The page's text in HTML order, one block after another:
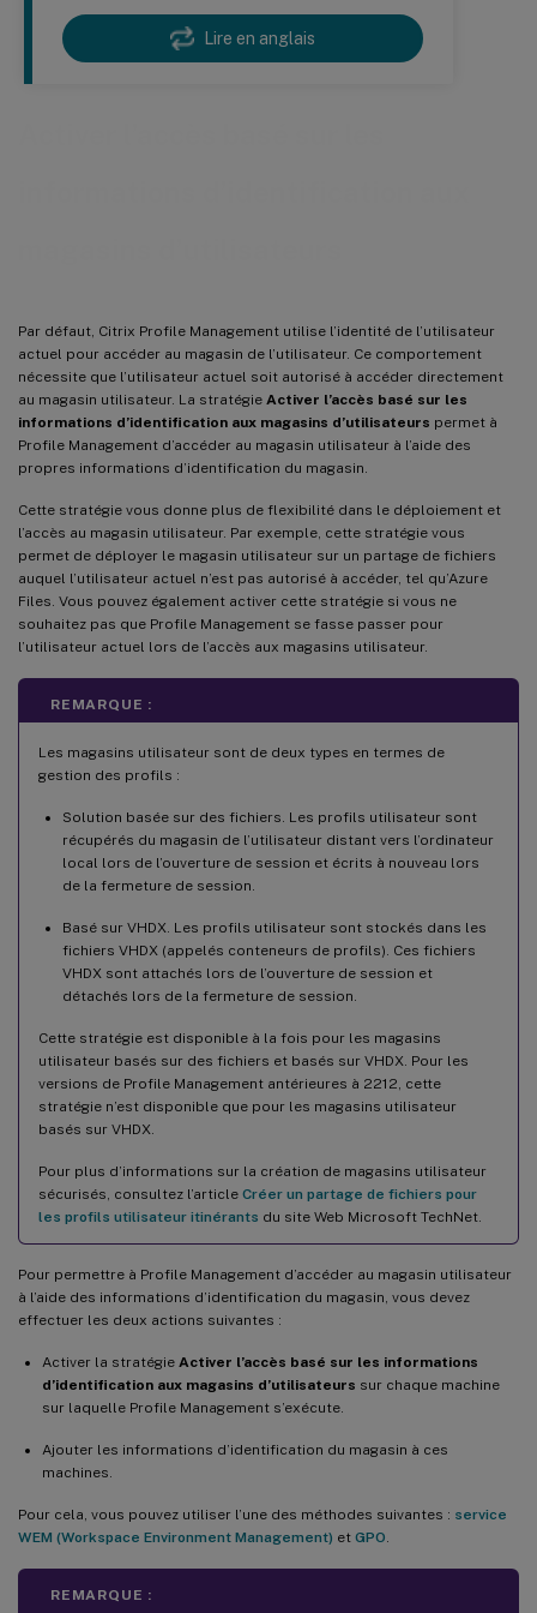
Lire en anglais
Par défaut, Citrix Profile Management utilise l’identité de l’utilisateur
actuel pour accéder au magasin de l’utilisateur. Ce comportement
nécessite que l’utilisateur actuel soit autorisé à accéder directement
au magasin utilisateur. La stratégie Activer l’accès basé sur les
informations d’identification aux magasins d’utilisateurs permet à
Profile Management d’accéder au magasin utilisateur à l’aide des
propres informations d’identification du magasin.
Cette stratégie vous donne plus de flexibilité dans le déploiement et
l’accès au magasin utilisateur. Par exemple, cette stratégie vous
permet de déployer le magasin utilisateur sur un partage de fichiers
auquel l’utilisateur actuel n’est pas autorisé à accéder, tel qu’Azure
Files. Vous pouvez également activer cette stratégie si vous ne
souhaitez pas que Profile Management se fasse passer pour
l’utilisateur actuel lors de l’accès aux magasins utilisateur.
REMARQUE :
Les magasins utilisateur sont de deux types en termes de
gestion des profils :
Solution basée sur des fichiers. Les profils utilisateur sont
récupérés du magasin de l’utilisateur distant vers l’ordinateur
local lors de l’ouverture de session et écrits à nouveau lors
de la fermeture de session.
Basé sur VHDX. Les profils utilisateur sont stockés dans les
fichiers VHDX (appelés conteneurs de profils). Ces fichiers
VHDX sont attachés lors de l’ouverture de session et
détachés lors de la fermeture de session.
Cette stratégie est disponible à la fois pour les magasins
utilisateur basés sur des fichiers et basés sur VHDX. Pour les
versions de Profile Management antérieures à 2212, cette
stratégie n’est disponible que pour les magasins utilisateur
basés sur VHDX.
Pour plus d’informations sur la création de magasins utilisateur
sécurisés, consultez l’article Créer un partage de fichiers pour
les profils utilisateur itinérants du site Web Microsoft TechNet.
Pour permettre à Profile Management d’accéder au magasin utilisateur
à l’aide des informations d’identification du magasin, vous devez
effectuer les deux actions suivantes :
Activer la stratégie Activer l’accès basé sur les informations
d’identification aux magasins d’utilisateurs sur chaque machine
sur laquelle Profile Management s’exécute.
Ajouter les informations d’identification du magasin à ces
machines.
Pour cela, vous pouvez utiliser l’une des méthodes suivantes : service
WEM (Workspace Environment Management) et GPO
REMARQUE :